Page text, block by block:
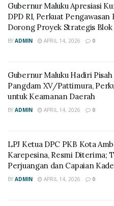
Gubernur Maluku Apresiasi
DPD RI, Perkuat Pengawasan
Dorong Proyek Strategis Blok
BY ADMIN APRIL 14, 2026 0
Gubernur Maluku Hadiri
Pangdam XV/Pattimura,
untuk Keamanan Daerah
BY ADMIN APRIL 14, 2026 0
LPJ Ketua DPC PKB Kota
Karepesina, Resmi Diterima;
Perjuangan dan Capaian
BY ADMIN APRIL 14, 2026 0